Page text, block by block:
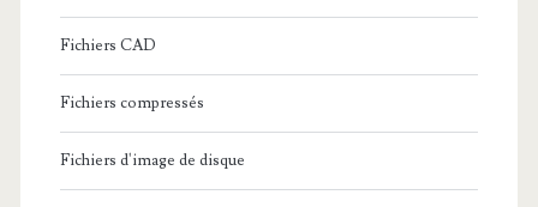
Fichiers CAD
Fichiers compressés
Fichiers d'image de disque